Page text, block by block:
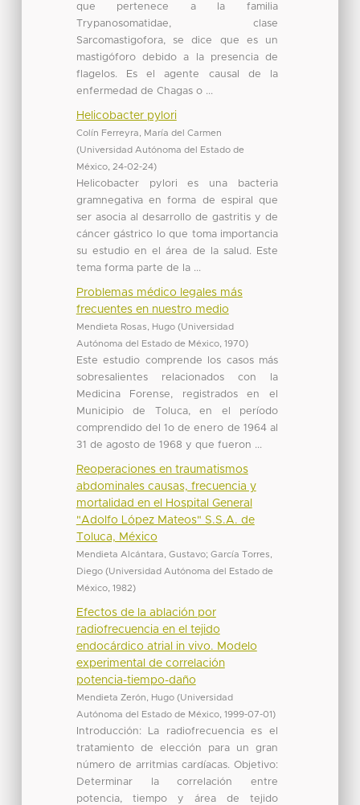
que pertenece a la familia
Trypanosomatidae, clase
Sarcomastigofora, se dice que es un
mastigóforo debido a la presencia de
flagelos. Es el agente causal de la
enfermedad de Chagas o ...
Helicobacter pylori
Colín Ferreyra, María del Carmen
(Universidad Autónoma del Estado de
México, 24-02-24)
Helicobacter pylori es una bacteria
gramnegativa en forma de espiral que
ser asocia al desarrollo de gastritis y de
cáncer gástrico lo que toma importancia
su estudio en el área de la salud. Este
tema forma parte de la ...
Problemas médico legales más
frecuentes en nuestro medio
Mendieta Rosas, Hugo (Universidad
Autónoma del Estado de México, 1970)
Este estudio comprende los casos más
sobresalientes relacionados con la
Medicina Forense, registrados en el
Municipio de Toluca, en el período
comprendido del 1o de enero de 1964 al
31 de agosto de 1968 y que fueron ...
Reoperaciones en traumatismos
abdominales causas, frecuencia y
mortalidad en el Hospital General
"Adolfo López Mateos" S.S.A. de
Toluca, México
Mendieta Alcántara, Gustavo; García Torres,
Diego (Universidad Autónoma del Estado de
México, 1982)
Efectos de la ablación por
radiofrecuencia en el tejido
endocárdico atrial in vivo. Modelo
experimental de correlación
potencia-tiempo-daño
Mendieta Zerón, Hugo (Universidad
Autónoma del Estado de México, 1999-07-01)
Introducción: La radiofrecuencia es el
tratamiento de elección para un gran
número de arritmias cardíacas. Objetivo:
Determinar la correlación entre
potencia, tiempo y área de tejido